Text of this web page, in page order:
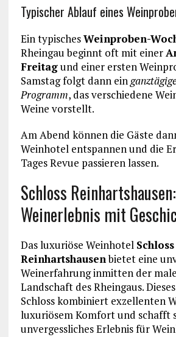
Typischer Ablauf eines
Ein typischesWeinproben-
Rheingau beginnt oft mit einer
Freitagund einer ersten
Samstag folgt dann ein
Programm, das verschiedene
Weine vorstellt.
Am Abend können die Gäste
Weinhotel entspannen und die
Tages Revue passieren lassen.
Schloss
Weinerlebnis mit
Das luxuriöse Weinhotel Schloss
Reinhartshausenbietet eine
Weinerfahrung inmitten der
Landschaft des Rheingaus.
Schloss kombiniert exzellenten
luxuriösem Komfort und schafft
unvergessliches Erlebnis für